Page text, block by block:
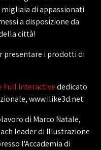
migliaia di appassionati
a disposizione da
città!
presentare i prodotti di
Full Interactivededicato
www.ilike3d.net.
di Marco Natale,
leader di Illustrazione
l'Accademia di